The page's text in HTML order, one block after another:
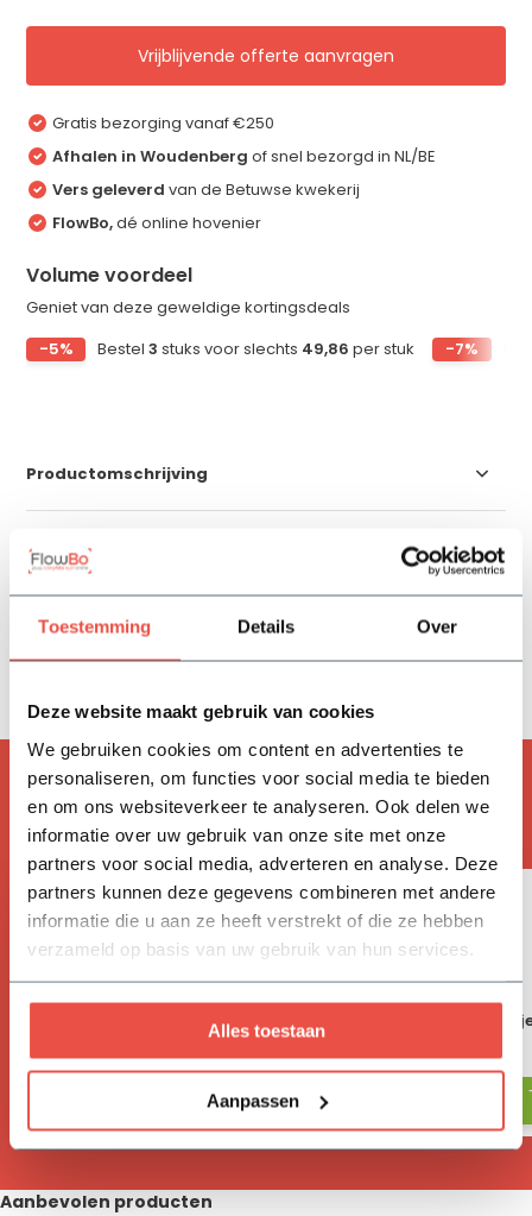
Toestemming Details Over
Deze website maakt gebruik van cookies
We gebruiken cookies om content en advertenties te
personaliseren, om functies voor social media te bieden
en om ons websiteverkeer te analyseren. Ook delen we
informatie over uw gebruik van onze site met onze
partners voor social media, adverteren en analyse. Deze
partners kunnen deze gegevens combineren met andere
informatie die u aan ze heeft verstrekt of die ze hebben
verzameld op basis van uw gebruik van hun services.
Alles toestaan
Aanpassen
Vrijblijvende offerte aanvragen
Gratis bezorging vanaf €250
Afhalen in Woudenberg of snel bezorgd in NL/BE
Vers geleverd van de Betuwse kwekerij
FlowBo,dé online hovenier
Volume voordeel
Geniet van deze geweldige kortingsdeals
-5%
Bestel3 stuks voor slechts 49,86 per stuk -7%
Productomschrijving
Specificaties
Reviews
ACCESSOIRES
Handig om mee te bestellen
17,05
BAHCO
18,-
Aanbevolen producten